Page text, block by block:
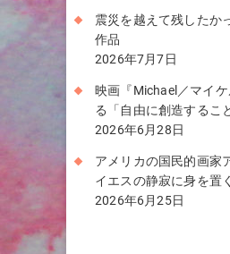
震災を越えて残したか
作品
2026年7月7日
映画『Michael／マイ
る「自由に創造するこ
2026年6月28日
アメリカの国民的画家
イエスの静寂に身を置
2026年6月25日